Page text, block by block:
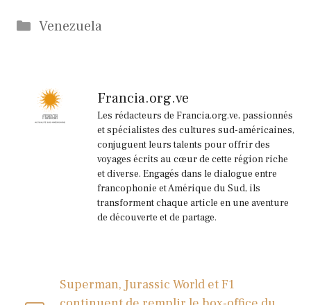
Catégories
Venezuela
Francia.org.ve
Les rédacteurs de Francia.org.ve, passionnés
et spécialistes des cultures sud-américaines,
conjuguent leurs talents pour offrir des
voyages écrits au cœur de cette région riche
et diverse. Engagés dans le dialogue entre
francophonie et Amérique du Sud, ils
transforment chaque article en une aventure
de découverte et de partage.
Superman, Jurassic World et F1